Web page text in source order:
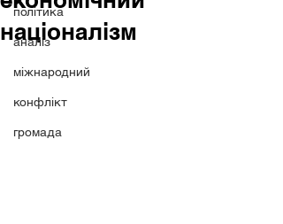
політика
аналіз
міжнародний
конфлікт
громада
націоналізм